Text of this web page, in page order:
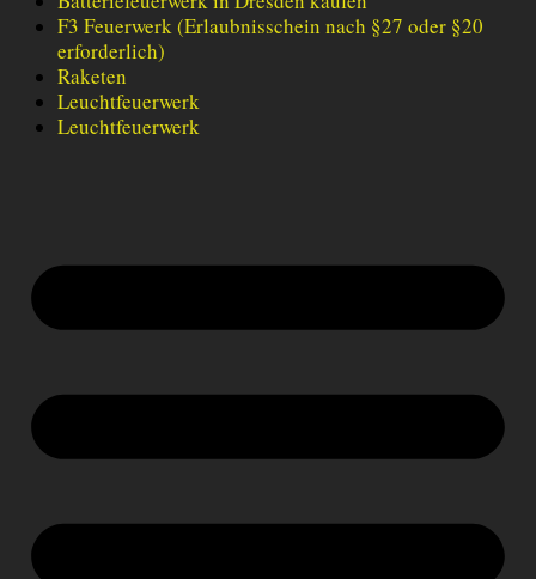
F3 Feuerwerk (Erlaubnisschein nach §27 oder §20
erforderlich)
Raketen
Leuchtfeuerwerk
Leuchtfeuerwerk